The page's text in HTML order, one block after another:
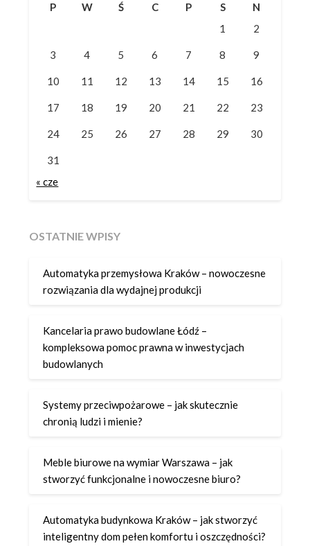
P W Ś C P S
N
1
2
3 4 5 6 7 8 9
10 11 12 13 14 15 16
17 18 19 20 21 22 23
24 25 26 27 28 29 30
31
« cze
OSTATNIE WPISY
Automatyka przemysłowa Kraków – nowoczesne
rozwiązania dla wydajnej produkcji
Kancelaria prawo budowlane Łódź –
kompleksowa pomoc prawna w inwestycjach
budowlanych
Systemy przeciwpożarowe – jak skutecznie
chronią ludzi i mienie?
Meble biurowe na wymiar Warszawa – jak
stworzyć funkcjonalne i nowoczesne biuro?
Automatyka budynkowa Kraków – jak stworzyć
inteligentny dom pełen komfortu i oszczędności?